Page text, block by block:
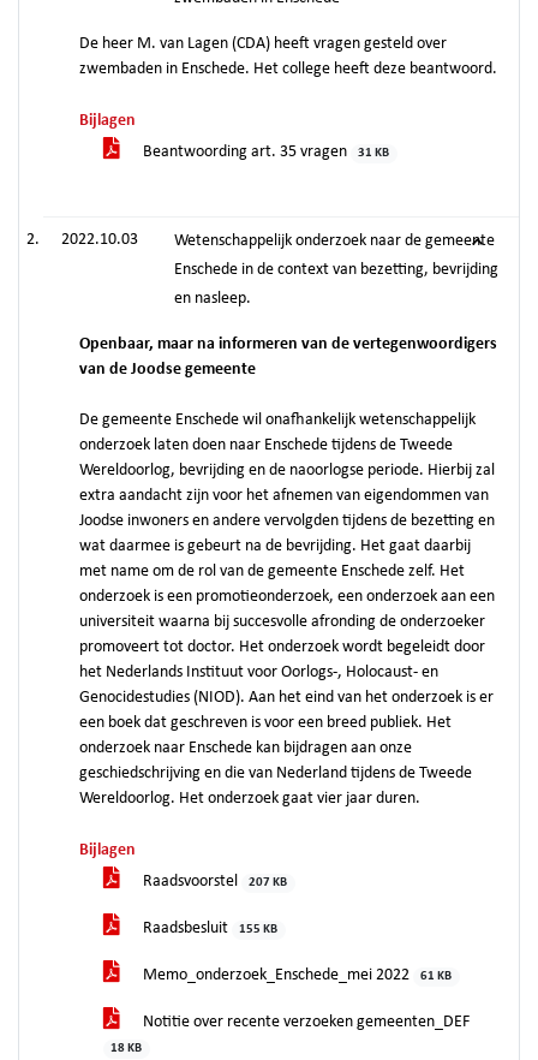
De heer M. van Lagen (CDA) heeft vragen gesteld over
zwembaden in Enschede. Het college heeft deze beantwoord.
Bijlagen
Beantwoording art. 35 vragen
31 KB
2022.10.03
Wetenschappelijk onderzoek naar de gemeente
Enschede in de context van bezetting, bevrijding
en nasleep.
Openbaar, maar na informeren van de vertegenwoordigers
van de Joodse gemeente
De gemeente Enschede wil onafhankelijk wetenschappelijk
onderzoek laten doen naar Enschede tijdens de Tweede
Wereldoorlog, bevrijding en de naoorlogse periode. Hierbij zal
extra aandacht zijn voor het afnemen van eigendommen van
Joodse inwoners en andere vervolgden tijdens de bezetting en
wat daarmee is gebeurt na de bevrijding. Het gaat daarbij
met name om de rol van de gemeente Enschede zelf. Het
onderzoek is een promotieonderzoek, een onderzoek aan een
universiteit waarna bij succesvolle afronding de onderzoeker
promoveert tot doctor. Het onderzoek wordt begeleidt door
het Nederlands Instituut voor Oorlogs-, Holocaust- en
Genocidestudies (NIOD). Aan het eind van het onderzoek is er
een boek dat geschreven is voor een breed publiek. Het
onderzoek naar Enschede kan bijdragen aan onze
geschiedschrijving en die van Nederland tijdens de Tweede
Wereldoorlog. Het onderzoek gaat vier jaar duren.
Bijlagen
Raadsvoorstel
207 KB
Raadsbesluit 155 KB
Memo_onderzoek_Enschede_mei 2022 61 KB
Notitie over recente verzoeken gemeenten_DEF
18 KB